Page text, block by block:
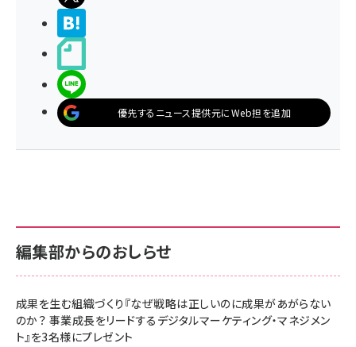
優先するニュース提供元にWeb担を追加
編集部からのおしらせ
成果を生む組織づくり『なぜ戦略は正しいのに成果があがらない
のか？ 事業成長をリードするデジタルマーケティング・マネジメン
ト』を3名様にプレゼント